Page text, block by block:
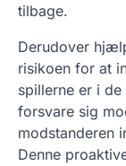
tilbage.
Derudover
risikoen for at
spillerne er i
forsvare sig
modstanderen
Denne